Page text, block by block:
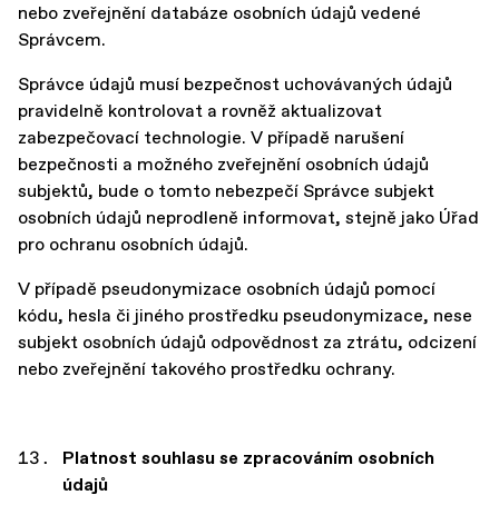
nebo zveřejnění databáze osobních údajů vedené
Správcem.
Správce údajů musí bezpečnost uchovávaných údajů
pravidelně kontrolovat a rovněž aktualizovat
zabezpečovací technologie. V případě narušení
bezpečnosti a možného zveřejnění osobních údajů
subjektů, bude o tomto nebezpečí Správce subjekt
osobních údajů neprodleně informovat, stejně jako Úřad
pro ochranu osobních údajů.
V případě pseudonymizace osobních údajů pomocí
kódu, hesla či jiného prostředku pseudonymizace, nese
subjekt osobních údajů odpovědnost za ztrátu, odcizení
nebo zveřejnění takového prostředku ochrany.
Platnost souhlasu se zpracováním osobních
údajů